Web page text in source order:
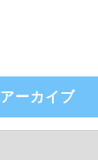
アーカイブ